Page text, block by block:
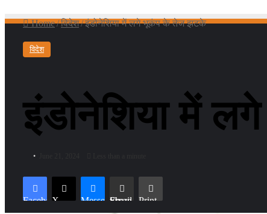
Home/विदेश/इंडोनेशिया में लगे भूकंप के तेज झटके
विदेश
इंडोनेशिया में
Facebook
X MessengerShare via Email Print